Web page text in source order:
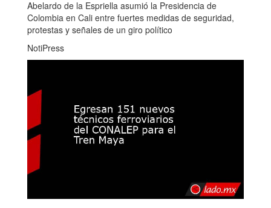
Abelardo de la Espriella asumió la Presidencia de
Colombia en Cali entre fuertes medidas de seguridad,
protestas y señales de un giro político
NotiPress